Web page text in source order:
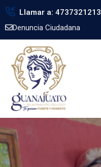
Llamar a: 4737321213
Denuncia Ciudadana
Inicio
Gobierno
Trámites
Noticias
Transparencia
Obra